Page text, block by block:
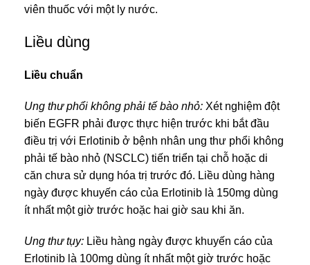
viên thuốc với một ly nước.
Liều dùng
Liều chuẩn
Ung thư phổi không phải tế bào nhỏ: Xét nghiệm đột
biến EGFR phải được thực hiện trước khi bắt đầu
điều trị với Erlotinib ở bệnh nhân ung thư phổi không
phải tế bào nhỏ (NSCLC) tiến triển tại chỗ hoặc di
căn chưa sử dụng hóa trị trước đó. Liều dùng hàng
ngày được khuyến cáo của Erlotinib là 150mg dùng
ít nhất một giờ trước hoặc hai giờ sau khi ăn.
Ung thư tụy: Liều hàng ngày được khuyến cáo của
Erlotinib là 100mg dùng ít nhất một giờ trước hoặc